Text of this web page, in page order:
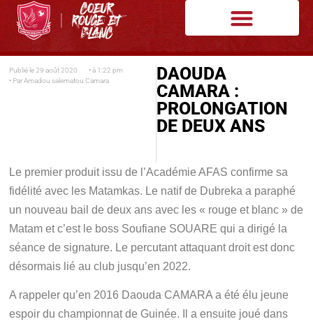
Publié le 29 août 2020 • à 1:22 pm
• ParAmadou salematou Camara
DAOUDA
CAMARA :
PROLONGATION
DE DEUX ANS
Le premier produit issu de l’Académie AFAS confirme sa
fidélité avec les Matamkas. Le natif de Dubreka a paraphé
un nouveau bail de deux ans avec les « rouge et blanc » de
Matam et c’est le boss Soufiane SOUARE qui a dirigé la
séance de signature. Le percutant attaquant droit est donc
désormais lié au club jusqu’en 2022.
A rappeler qu’en 2016 Daouda CAMARA a été élu jeune
espoir du championnat de Guinée. Il a ensuite joué dans